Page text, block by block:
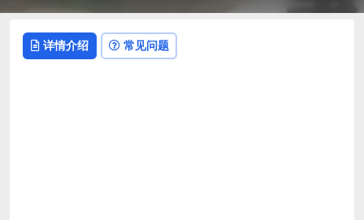
详情介绍 常见问题